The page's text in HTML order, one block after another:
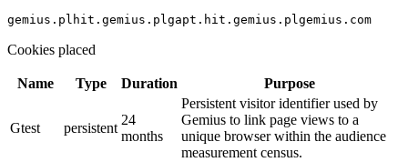
gemius.pl hit.gemius.plgapt.hit.gemius.plgemius.com
Cookies placed
Name Type Duration Purpose
Gtest persistent
24
months
Persistent visitor identifier used by
Gemius to link page views to a
unique browser within the audience
measurement census.